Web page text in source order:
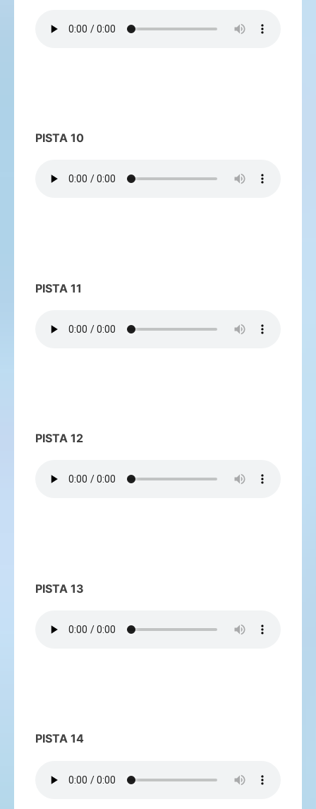
PISTA 10
PISTA 11
PISTA 12
PISTA 13
PISTA 14